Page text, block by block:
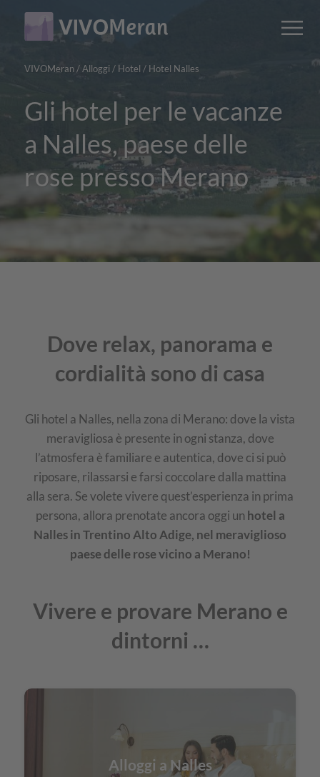
Main
content
Main
navigation
VIVOMeran /Alloggi / Hotel / Hotel Nalles
Gli hotel per le vacanze
a Nalles, paese delle
rose presso Merano
Dove relax, panorama e
cordialità sono di casa
Gli hotel a Nalles, nella zona di Merano: dove la vista
meravigliosa è presente in ogni stanza, dove
l’atmosfera è familiare e autentica, dove ci si può
riposare, rilassarsi e farsi coccolare dalla mattina
alla sera. Se volete vivere quest’esperienza in prima
persona, allora prenotate ancora oggi un hotel a
Nalles in Trentino Alto Adige, nel meraviglioso
paese delle rose vicino a Merano!
Vivere e provare Merano e
dintorni …
Alloggi a Nalles